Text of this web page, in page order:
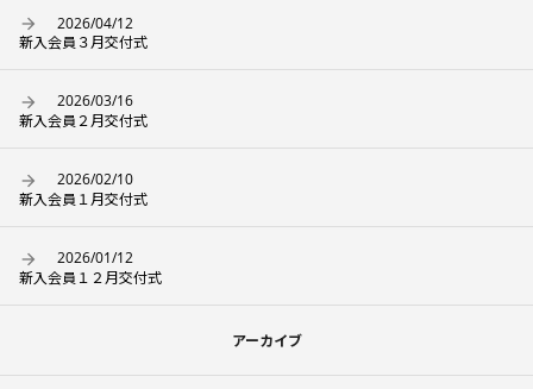
2026/04/12
新入会員３月交付式
2026/03/16
新入会員２月交付式
2026/02/10
新入会員１月交付式
2026/01/12
新入会員１２月交付式
アーカイブ